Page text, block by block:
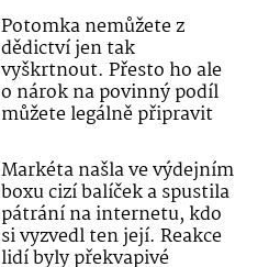
Potomka nemůžete z
dědictví jen tak
vyškrtnout. Přesto ho ale
o nárok na povinný podíl
můžete legálně připravit
Markéta našla ve výdejním
boxu cizí balíček a spustila
pátrání na internetu, kdo
si vyzvedl ten její. Reakce
lidí byly překvapivé